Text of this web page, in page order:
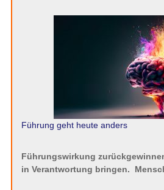
Führung geht heute anders
Führungswirkung
in Verantwortung bringen.